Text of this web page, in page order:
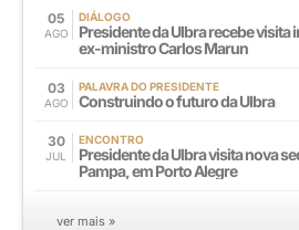
05
AGO
DIÁLOGO
Presidente da Ulbra recebe visita
ex-ministro Carlos Marun
03
AGO
PALAVRA DO PRESIDENTE
Construindo o futuro da Ulbra
30
JUL
ENCONTRO
Presidente da Ulbra visita nova
Pampa, em Porto Alegre
ver mais »